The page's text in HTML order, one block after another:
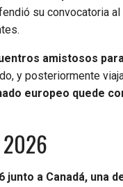
su convocatoria
amistosos
y posteriormente
europeo quede
junto a Canadá,